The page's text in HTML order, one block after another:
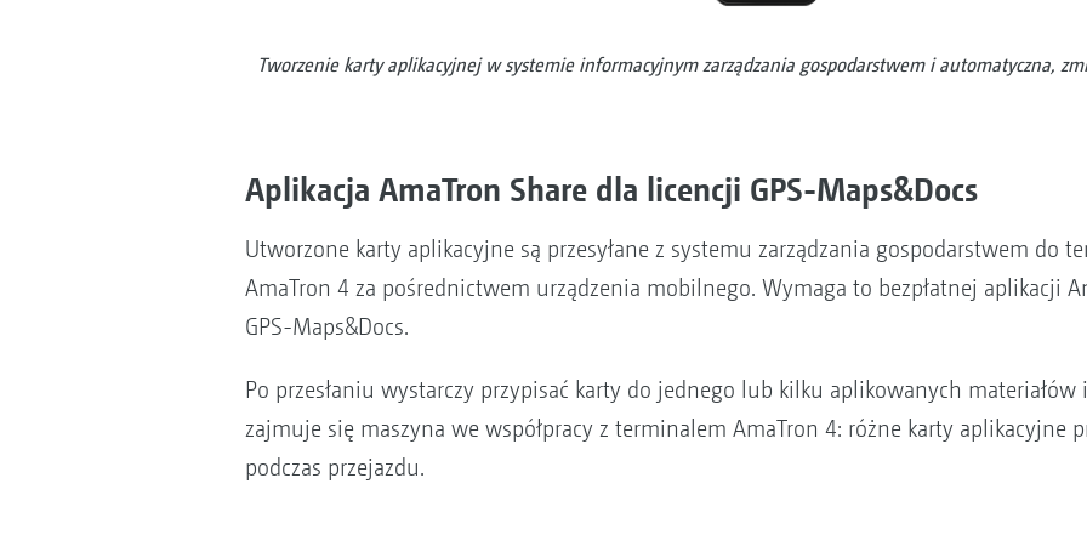
Tworzenie karty aplikacyjnej w systemie informacyjnym zarządzania gospodarstwem i automatyczna,
Aplikacja AmaTron Share dla licencji GPS-Maps&Docs
Utworzone karty aplikacyjne są przesyłane z systemu zarządzania gospodarstwem do
AmaTron 4 za pośrednictwem urządzenia mobilnego. Wymaga to bezpłatnej aplikacji
GPS-Maps&Docs.
Po przesłaniu wystarczy przypisać karty do jednego lub kilku aplikowanych materiałów
zajmuje się maszyna we współpracy z terminalem AmaTron 4: różne karty aplikacyjne
podczas przejazdu.